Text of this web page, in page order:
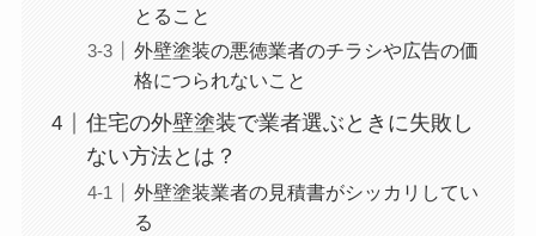
とること
外壁塗装の悪徳業者のチラシや広告の価
格につられないこと
住宅の外壁塗装で業者選ぶときに失敗し
ない方法とは？
外壁塗装業者の見積書がシッカリしてい
る